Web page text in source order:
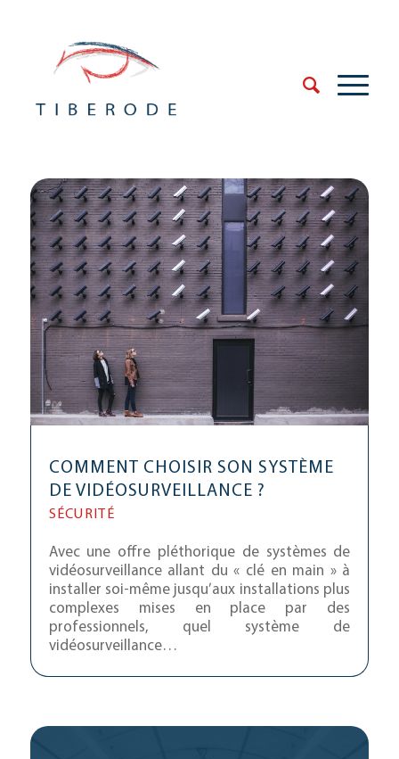
COMMENT CHOISIR SON SYSTÈME
DE VIDÉOSURVEILLANCE ?
SÉCURITÉ
Avec une offre pléthorique de systèmes de
vidéosurveillance allant du « clé en main » à
installer soi-même jusqu’aux installations plus
complexes mises en place par des
professionnels, quel système de
vidéosurveillance…